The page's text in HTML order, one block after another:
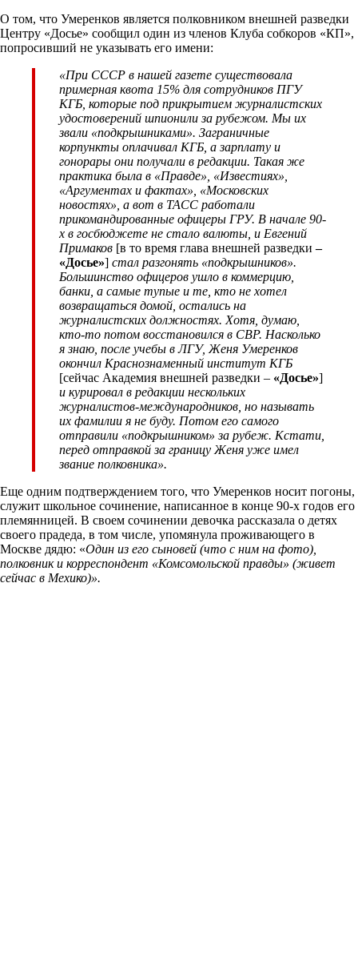
О том, что Умеренков является полковником внешней разведки
Центру «Досье» сообщил один из членов Клуба собкоров «КП»,
попросивший не указывать его имени:
«При СССР в нашей газете существовала
примерная квота 15% для сотрудников ПГУ
КГБ, которые под прикрытием журналистских
удостоверений шпионили за рубежом. Мы их
звали «подкрышниками». Заграничные
корпункты оплачивал КГБ, а зарплату и
гонорары они получали в редакции. Такая же
практика была в «Правде», «Известиях»,
«Аргументах и фактах», «Московских
новостях», а вот в ТАСС работали
прикомандированные офицеры ГРУ. В начале 90-
х в госбюджете не стало валюты, и Евгений
Примаков [в то время глава внешней разведки–
«Досье»] стал разгонять «подкрышников».
Большинство офицеров ушло в коммерцию,
банки, а самые тупые и те, кто не хотел
возвращаться домой, остались на
журналистских должностях. Хотя, думаю,
кто-то потом восстановился в СВР. Насколько
я знаю, после учебы в ЛГУ, Женя Умеренков
окончил Краснознаменный институт КГБ
[сейчас Академия внешней разведки – «Досье»]
и курировал в редакции нескольких
журналистов-международников, но называть
их фамилии я не буду. Потом его самого
отправили «подкрышником» за рубеж. Кстати,
перед отправкой за границу Женя уже имел
звание полковника».
Еще одним подтверждением того, что Умеренков носит погоны,
служит школьное сочинение, написанное в конце 90-х годов его
племянницей. В своем сочинении девочка рассказала о детях
своего прадеда, в том числе, упомянула проживающего в
Москве дядю: «Один из его сыновей (что с ним на фото),
полковник и корреспондент «Комсомольской правды» (живет
сейчас в Мехико)».